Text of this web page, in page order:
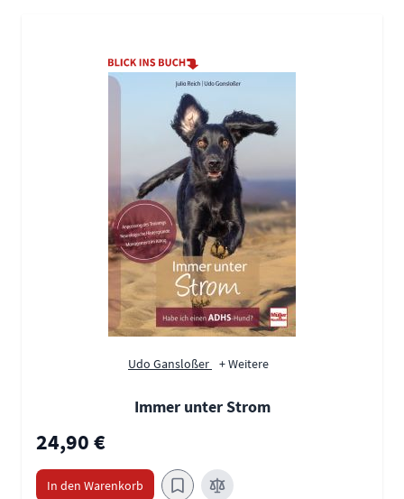
Udo Gansloßer + Weitere
Immer unter Strom
24,90 €
In den Warenkorb